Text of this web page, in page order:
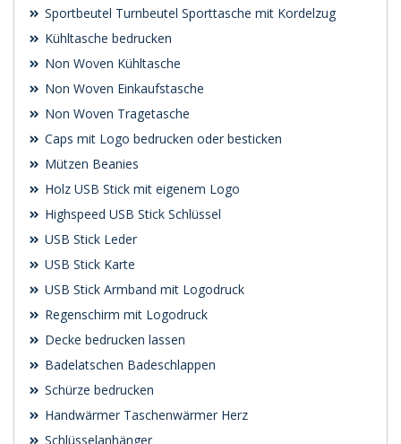
Sportbeutel Turnbeutel Sporttasche mit Kordelzug
Kühltasche bedrucken
Non Woven Kühltasche
Non Woven Einkaufstasche
Non Woven Tragetasche
Caps mit Logo bedrucken oder besticken
Mützen Beanies
Holz USB Stick mit eigenem Logo
Highspeed USB Stick Schlüssel
USB Stick Leder
USB Stick Karte
USB Stick Armband mit Logodruck
Regenschirm mit Logodruck
Decke bedrucken lassen
Badelatschen Badeschlappen
Schürze bedrucken
Handwärmer Taschenwärmer Herz
Schlüsselanhänger